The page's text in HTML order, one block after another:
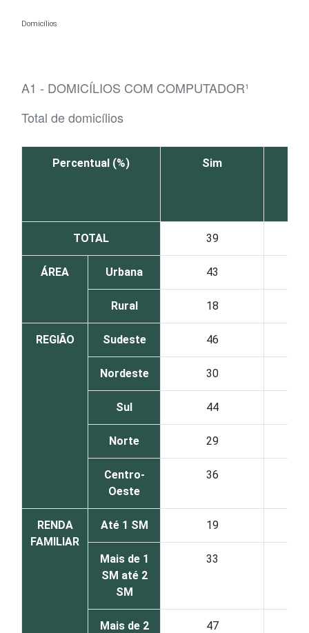
Domicílios
A1 - DOMICÍLIOS COM COMPUTADOR¹
Total de domicílios
Percentual (%) Sim
TOTAL 39
ÁREA Urbana 43
Rural 18
REGIÃO Sudeste 46
Nordeste 30
Sul 44
Norte 29
Centro-
Oeste
36
RENDA
FAMILIAR
Até 1 SM 19
Mais de 1
SM até 2
SM
33
Mais de 2
47